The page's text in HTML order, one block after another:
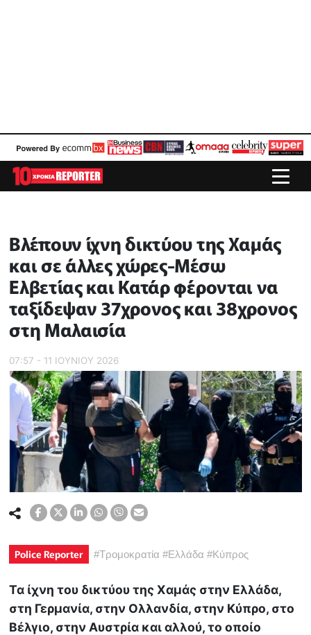
Βλέπουν ίχνη δικτύου της Χαμάς
και σε άλλες χώρες-Μέσω
Ελβετίας και Κατάρ φέρονται να
ταξίδεψαν 37χρονος και 38χρονος
στη Μαλαισία
07:57 - 11 ΙΟΥΝΙΟΥ 2026
Police Reporter #Τρομοκρατία #Ελλάδα #Κύπρος
Τα ίχνη του δικτύου της Χαμάς στην Ελλάδα,
στη Γερμανία, στην Ολλανδία, στην Κύπρο, στο
Βέλγιο, στην Αυστρία και αλλού, το οποίο